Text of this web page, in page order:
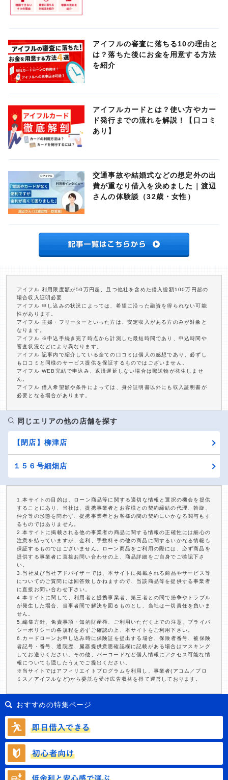
アイフルの審査に落ちる10の理由と
は？落ちた後にお金を用意する方法
を紹介
アイフルカードとは？使い方やカー
ド発行までの流れを解説！【口コミ
あり】
交通事故や結婚式などの想定外の出
費が重なり借入を決めました｜渡辺
さんの体験談（32歳・女性）
アイフル 利用限度額が50万円超、且つ他社を含めた借入総額100万円超の
場合収入証明必要
アイフル 申し込みの状況によっては、希望に沿った融資を得られない可能
性があります。
アイフル 主婦・フリーターといった方は、安定収入がある方のみが対象と
なります。
アイフル ※申込手続き完了時点から計測した最短時間であり、申込時間や
審査状況などにより異なります。
アイフル 記事内で紹介している全ての口コミは個人の感想であり、必ずし
も口コミと同様のサービス提供を保証するものではございません。
アイフル WEB完結で申込み、返済遅延しない場合は郵送物が発生しませ
ん。
アイフル 借入希望額や条件によっては、身分証明書以外にも収入証明書が
必要となる場合があります。
同じエリアの他の店舗を探す
【閉店】柳津店
１５６号細畑店
1.本サイトの目的は、ローン商品等に関する適切な情報と選択の機会を提供
することにあり、当社は、提携事業者とお客様との契約締結の代理、斡旋、
仲介等の形態を問わず、提携事業者とお客様の間の契約にいかなる関与もす
るものではありません。
2.本サイトに掲載される他の事業者の商品に関する情報の正確性には細心の
注意を払っていますが、金利、手数料その他の商品に関するいかなる情報も
保証するものではございません。ローン商品をご利用の際には、必ず商品を
提供する事業者に直接お問い合わせの上、商品詳細をご自身でご確認下さ
い。
3.当社及び当社アドバイザーでは、本サイトに掲載される商品やサービス等
についてのご質問には回答致しかねますので、当該商品等を提供する事業者
に直接お問い合わせ下さい。
4.本サイトに関して、利用者と提携事業者、第三者との間で紛争やトラブル
が発生した場合、当事者間で解決を図るものとし、当社は一切責任を負いま
せん。
5.編集方針、免責事項・知的財産権、ご利用いただく上での注意、プライバ
シーポリシーの各規程を必ずご確認の上、本サイトをご利用下さい。
6.カードローンお申し込み時に保険証を提出する場合、保険者番号、被保険
者記号・番号、通院歴、臓器提供意思確認欄に記載がある場合はマスキング
してお送りください。その他、バーコードなど個人情報にアクセス可能な情
報についても隠したうえでご提出ください。
※当サイトではアフィリエイトプログラムを利用し、事業者(アコム／プロ
ミス／アイフルなど)から委託を受け広告収益を得て運営しております。
おすすめの特集ページ